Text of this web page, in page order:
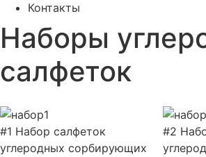
Контакты
Наборы
салфеток
#1 Набор салфеток
углеродных сорбирующих
#2